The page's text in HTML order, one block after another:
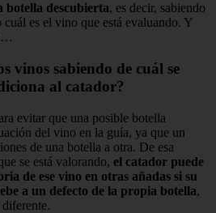
botella descubierta, es decir, sabiendo
es el vino que está evaluando. Y
vinos sabiendo de cuál se
al catador?
evitar que una posible botella
del vino en la guía, ya que un
de una botella a otra. De esa
se está valorando, el catador puede
de ese vino en otras añadas si su
a un defecto de la propia botella,